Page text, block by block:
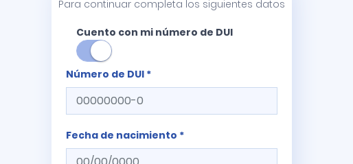
Para continuar completa los siguientes datos
Cuento con mi número de DUI
Número de DUI *
Fecha de nacimiento *